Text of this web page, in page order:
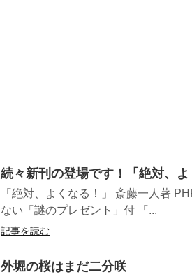
続々新刊の登場です！「絶対、よ
「絶対、よくなる！」 斎藤一人著
ない「謎のプレゼント」付 「...
記事を読む
外堀の桜はまだ二分咲